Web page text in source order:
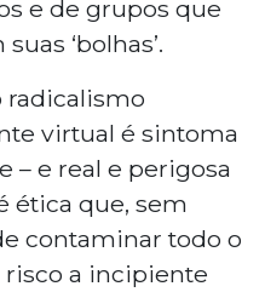
e de grupos que
‘bolhas’.
radicalismo
virtual é sintoma
– e real e perigosa
ética que, sem
contaminar todo o
a incipiente